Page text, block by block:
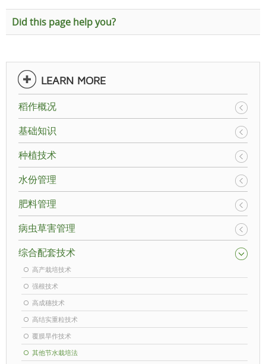
Did this page help you?
LEARN MORE
稻作概况
基础知识
种植技术
水份管理
肥料管理
病虫草害管理
综合配套技术
高产栽培技术
强根技术
高成穗技术
高结实重粒技术
覆膜旱作技术
其他节水栽培法